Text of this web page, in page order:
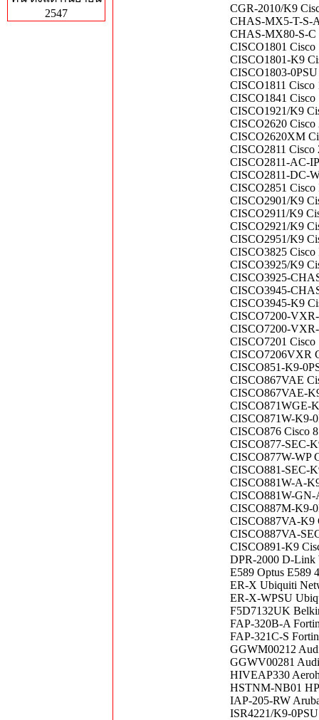
2547
CGR-2010/K9
CHAS-MX5-T-S-
CHAS-MX80-S-C
CISCO1801 Cisco
CISCO1801-K9
CISCO1803-0PSU
CISCO1811 Cisco
CISCO1841 Cisco
CISCO1921/K9
CISCO2620 Cisco
CISCO2620XM
CISCO2811 Cisco
CISCO2811-AC-
CISCO2811-DC-
CISCO2851 Cisco
CISCO2901/K9
CISCO2911/K9
CISCO2921/K9
CISCO2951/K9
CISCO3825 Cisco
CISCO3925/K9
CISCO3925-
CISCO3945-
CISCO3945-K9
CISCO7200-
CISCO7200-VXR-
CISCO7201 Cisco
CISCO7206VXR
CISCO851-K9-
CISCO867VAE
CISCO867VAE-
CISCO871WGE-
CISCO871W-K9-
CISCO876 Cisco
CISCO877-SEC-
CISCO877W-WP
CISCO881-SEC-
CISCO881W-A-
CISCO881W-GN-
CISCO887M-K9-
CISCO887VA-K9
CISCO887VA-
CISCO891-K9
DPR-2000 D-Link
E589 Optus E589
ER-X Ubiquiti
ER-X-WPSU
F5D7132UK
FAP-320B-A
FAP-321C-S
GGWM00212
GGWV00281
HIVEAP330
HSTNM-NB01
IAP-205-RW
ISR4221/K9-